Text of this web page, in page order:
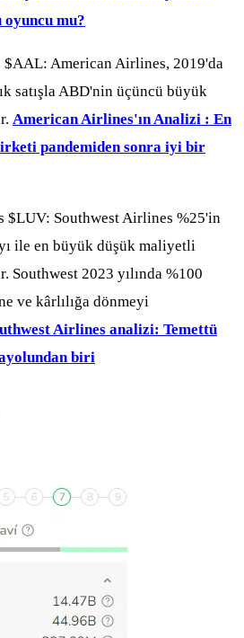
oyuncu mu?
$AAL: American Airlines, 2019'da
satışla ABD'nin üçüncü büyük
American Airlines'ın Analizi : En
pandemiden sonra iyi bir
$LUV: Southwest Airlines %25'in
ile en büyük düşük maliyetli
Southwest 2023 yılında %100
ve kârlılığa dönmeyi
Airlines analizi: Temettü
biri